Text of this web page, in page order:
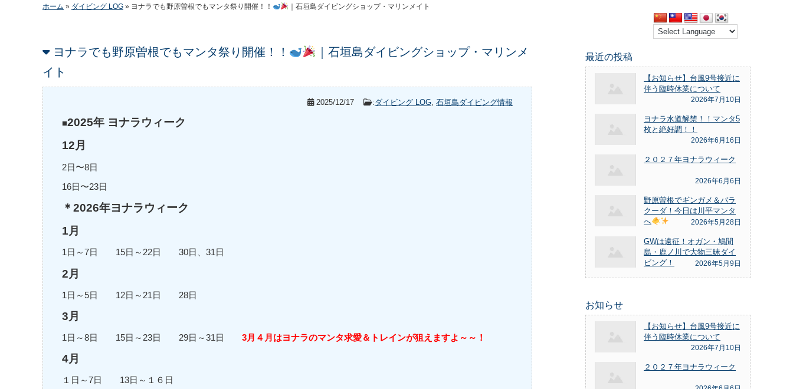
ホーム » ダイビング LOG » ヨナラでも野原曽根でもマンタ祭り開催！！ ｜石垣島ダイビングショップ・マリンメイト
ヨナラでも野原曽根でもマンタ祭り開催！！
｜石垣島ダイビングショップ・マリンメ
イト
2025/12/17 :ダイビング LOG, 石垣島ダイビング情報
■2025年 ヨナラウィーク
12月
2日〜8日
16日〜23日
＊2026年ヨナラウィーク
1月
1日～7日 15日～22日 30日、31日
2月
1日～5日 12日～21日 28日
3月
1日～8日 15日～23日 29日～31日 3月４月はヨナラのマンタ求愛＆トレインが狙えますよ～～！
4月
１日～7日 13日～１６日
最近の投稿
【お知らせ】台風9号接近に
伴う臨時休業について
2026年7月10日
ヨナラ水道解禁！！マンタ5
枚と絶好調！！
2026年6月16日
２０２７年ヨナラウィーク
2026年6月6日
野原曽根でギンガメ＆バラ
クーダ！今日は川平マンタ
へ
2026年5月28日
GWは遠征！オガン・鳩間
島・鹿ノ川で大物三昧ダイ
ビング！
2026年5月9日
お知らせ
【お知らせ】台風9号接近に
伴う臨時休業について
2026年7月10日
２０２７年ヨナラウィーク